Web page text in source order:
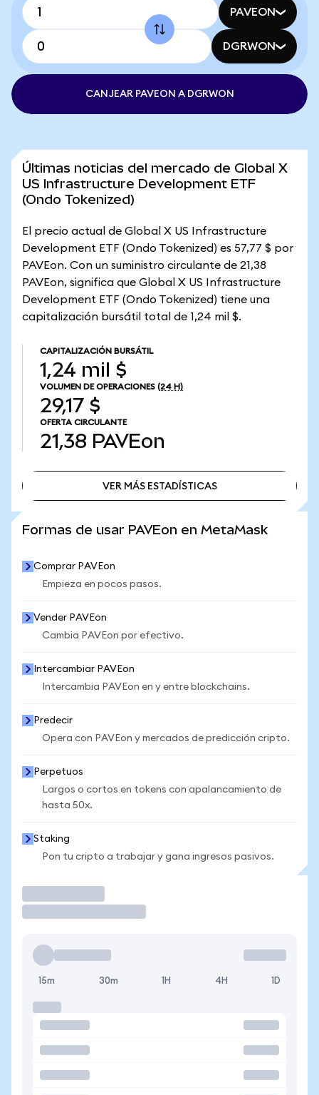
PAVEON
DGRWON
CANJEAR PAVEON A DGRWON
Últimas noticias del mercado de Global X
US Infrastructure Development ETF
(Ondo Tokenized)
El precio actual de Global X US Infrastructure
Development ETF (Ondo Tokenized) es 57,77 $ por
PAVEon. Con un suministro circulante de 21,38
PAVEon, significa que Global X US Infrastructure
Development ETF (Ondo Tokenized) tiene una
capitalización bursátil total de 1,24 mil $.
CAPITALIZACIÓN BURSÁTIL
1,24 mil $
VOLUMEN DE OPERACIONES (24 H)
29,17 $
OFERTA CIRCULANTE
21,38 PAVEon
VER MÁS ESTADÍSTICAS
Formas de usar PAVEon en MetaMask
Comprar PAVEon
Empieza en pocos pasos.
Vender PAVEon
Cambia PAVEon por efectivo.
Intercambiar PAVEon
Intercambia PAVEon en y entre blockchains.
Predecir
Opera con PAVEon y mercados de predicción cripto.
Perpetuos
Largos o cortos en tokens con apalancamiento de
hasta 50x.
Staking
Pon tu cripto a trabajar y gana ingresos pasivos.
15m 30m 1H 4H 1D